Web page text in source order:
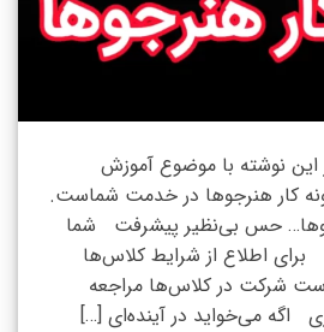
این نوشته با موضوع آموزش
کار هنرجوها در خدمت شماست.
حس بی‌نظیر پیشرفت شما
برای اطلاع از شرایط کلاس‌ها
شرکت در کلاس‌ها مراجعه
اگه می‌خواید در آینده‌ای […]